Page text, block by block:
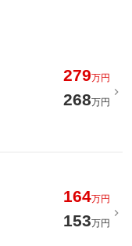
279万円
268万円
164万円
153万円